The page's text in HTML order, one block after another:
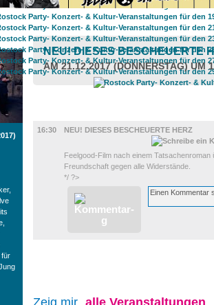
für
NEU! DIESES BESCHEUERTE
AM 21.12.2017 (DONNERSTAG) UM
16:30
NEU! DIESES BESCHEUERTE HERZ
Feelgood-Film nach einem
Freundschaft gegen alle Widerstände.
*/ ?>
Zeig mir alle Veranstaltungen